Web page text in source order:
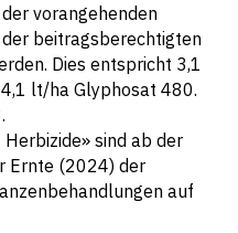
vorangehenden
beitragsberechtigten
Dies entspricht 3,1
lt/ha Glyphosat 480.
sind ab der
Ernte (2024) der
auf